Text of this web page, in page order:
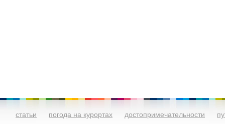
статьи погода на курортах достопримечательности